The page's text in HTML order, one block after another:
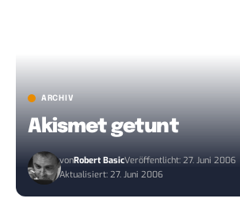
ARCHIV
Akismet getunt
vonRobert BasicVeröffentlicht: 27. Juni 2006
Aktualisiert: 27. Juni 2006